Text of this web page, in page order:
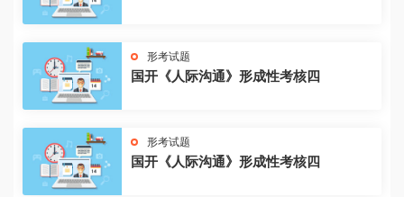
形考试题
国开《人际沟通》形成性考核四
形考试题
国开《人际沟通》形成性考核四